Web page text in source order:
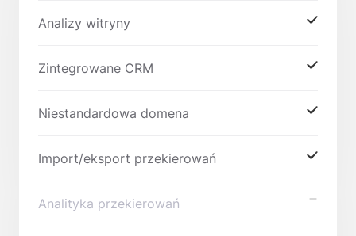
Analizy witryny
Zintegrowane CRM
Niestandardowa domena
Import/eksport przekierowań
Analityka przekierowań